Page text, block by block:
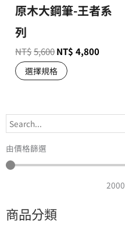
由價格篩選
2000
商品分類
原木大鋼筆-王者系
列
NT$5,600NT$ 4,800
選擇規格